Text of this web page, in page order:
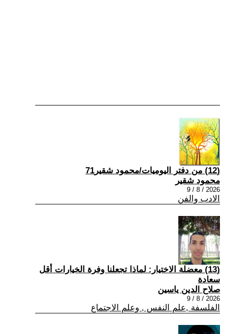
(12) من دفتر اليوميات/محمود شقير71
محمود شقير
2026 / 8 / 9
الادب والفن
(13) معضلة الاختيار: لماذا تجعلنا وفرة الخيارات أقل
سعادة
صلاح الدين ياسين
2026 / 8 / 9
الفلسفة ,علم النفس , وعلم الاجتماع